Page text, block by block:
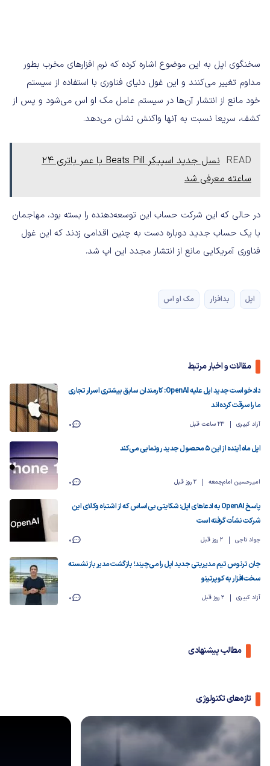
سخنگوی اپل به این موضوع اشاره کرده که نرم افزارهای مخرب بطور
مداوم تغییر می‌کنند و این غول دنیای فناوری با استفاده از سیستم
خود مانع از انتشار آن‌ها در سیستم عامل مک او اس می‌شود و پس از
کشف، سریعا نسبت به آن‎ها واکنش نشان می‌دهد.
READ
نسل جدید اسپیکر Beats Pill با عمر باتری 24
ساعته معرفی شد
در حالی که این شرکت حساب این توسعه‌دهنده را بسته بود، مهاجمان
با یک حساب جدید دوباره دست به چنین اقدامی زدند که این غول
فناوری آمریکایی مانع از انتشار مجدد این اپ شد.
اپل بدافزار مک او اس
مقالات و اخبار مرتبط
دادخواست جدید اپل علیه OpenAI: کارمندان سابق بیشتری اسرار تجاری
ما را سرقت کرده‌اند
آزاد کبیری 23 ساعت قبل 0
اپل ماه آینده از این ۵ محصول جدید رونمایی می‌کند
امیرحسین امام‌جمعه 2 روز قبل 0
پاسخ OpenAI به ادعاهای اپل: شکایتی بی‌اساس که از اشتباه وکلای این
شرکت نشأت گرفته است
جواد تاجی 2 روز قبل 0
جان ترنوس تیم مدیریتی جدید اپل را می‌چیند؛ بازگشت مدیر بازنشسته
سخت‌افزار به کوپرتینو
آزاد کبیری 2 روز قبل 0
مطالب پیشنهادی
تازه‌های تکنولوژی